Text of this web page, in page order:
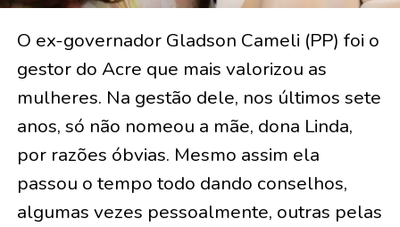
O ex-governador Gladson Cameli (PP) foi o
gestor do Acre que mais valorizou as
mulheres. Na gestão dele, nos últimos sete
anos, só não nomeou a mãe, dona Linda,
por razões óbvias. Mesmo assim ela
passou o tempo todo dando conselhos,
algumas vezes pessoalmente, outras pelas